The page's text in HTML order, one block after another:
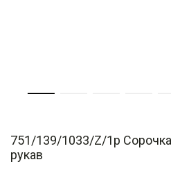
751/139/1033/Z/1p
рукав